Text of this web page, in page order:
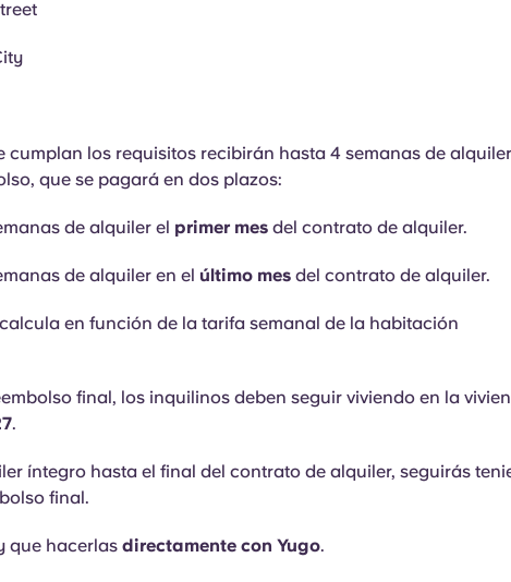
cumplan los requisitos recibirán hasta 4 semanas de
que se pagará en dos plazos:
de alquiler el primer mes del contrato de alquiler.
de alquiler en el último mes del contrato de alquiler.
en función de la tarifa semanal de la habitación
final, los inquilinos deben seguir viviendo en la
.
íntegro hasta el final del contrato de alquiler, seguirás
final.
que hacerlas directamente con Yugo.